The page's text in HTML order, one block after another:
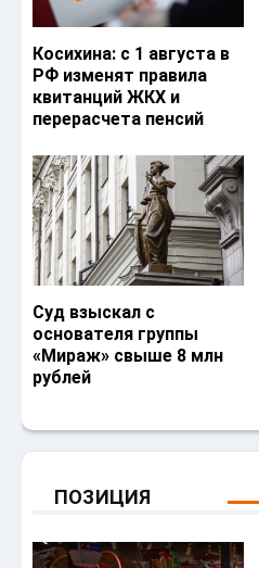
Косихина: с 1 августа в
РФ изменят правила
квитанций ЖКХ и
перерасчета пенсий
Суд взыскал с
основателя группы
«Мираж» свыше 8 млн
рублей
ПОЗИЦИЯ